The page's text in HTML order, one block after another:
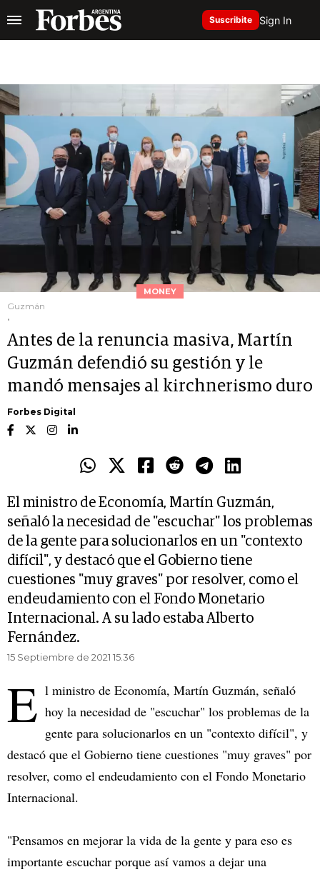
Suscribite Sign In
MONEY
Guzmán
.
Antes de la renuncia masiva, Martín
Guzmán defendió su gestión y le
mandó mensajes al kirchnerismo duro
Forbes Digital
El ministro de Economía, Martín Guzmán,
señaló la necesidad de "escuchar" los problemas
de la gente para solucionarlos en un "contexto
difícil", y destacó que el Gobierno tiene
cuestiones "muy graves" por resolver, como el
endeudamiento con el Fondo Monetario
Internacional. A su lado estaba Alberto
Fernández.
15 Septiembre de 2021 15.36
E l ministro de Economía, Martín Guzmán, señaló
hoy la necesidad de "escuchar" los problemas de la
gente para solucionarlos en un "contexto difícil", y
destacó que el Gobierno tiene cuestiones "muy graves" por
resolver, como el endeudamiento con el Fondo Monetario
Internacional.
"Pensamos en mejorar la vida de la gente y para eso es
importante escuchar porque así vamos a dejar una